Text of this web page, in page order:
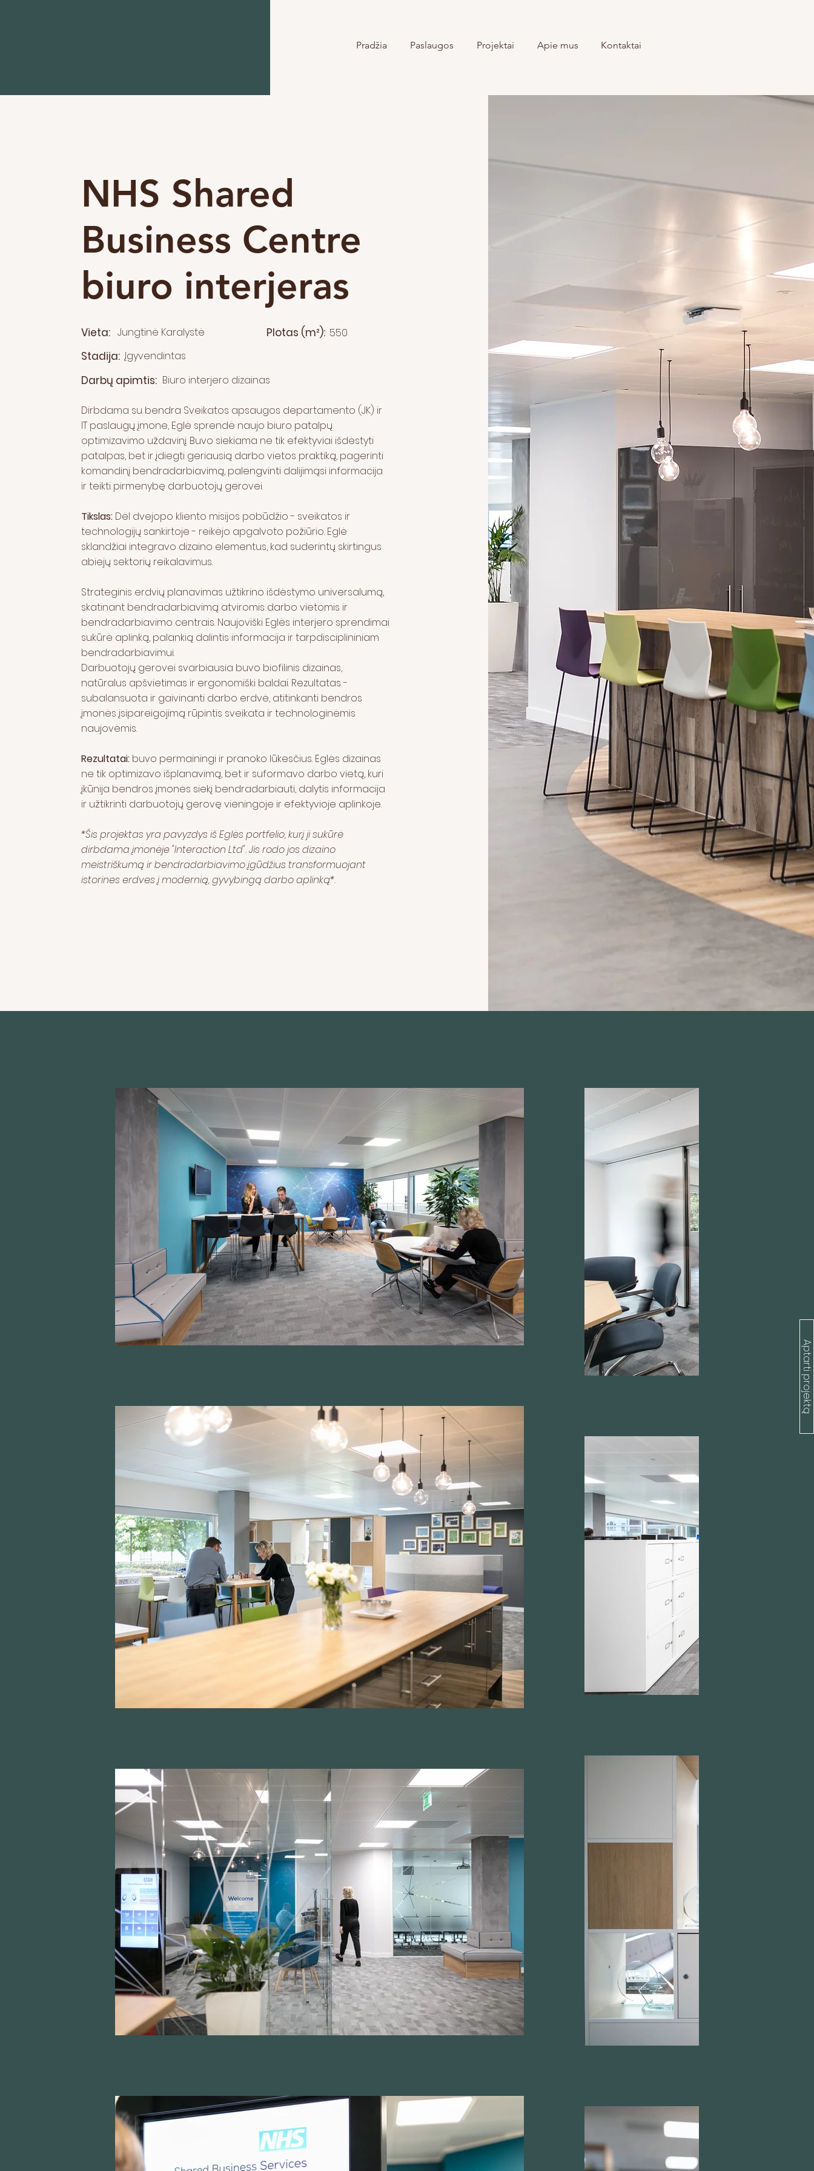
Pradžia Paslaugos Projektai Apie mus Kontaktai
Aptarti projektą
NHS Shared
Business Centre
biuro interjeras
Vieta: Jungtinė Karalystė Plotas (m²): 550
Stadija: Įgyvendintas
Darbų apimtis: Biuro interjero dizainas
Dirbdama su bendra Sveikatos apsaugos departamento (JK) ir
IT paslaugų įmone, Eglė sprendė naujo biuro patalpų
optimizavimo uždavinį. Buvo siekiama ne tik efektyviai išdėstyti
patalpas, bet ir įdiegti geriausią darbo vietos praktiką, pagerinti
komandinį bendradarbiavimą, palengvinti dalijimąsi informacija
ir teikti pirmenybę darbuotojų gerovei.
Tikslas: Dėl dvejopo kliento misijos pobūdžio - sveikatos ir
technologijų sankirtoje - reikėjo apgalvoto požiūrio. Eglė
sklandžiai integravo dizaino elementus, kad suderintų skirtingus
abiejų sektorių reikalavimus.
Strateginis erdvių planavimas užtikrino išdėstymo universalumą,
skatinant bendradarbiavimą atviromis darbo vietomis ir
bendradarbiavimo centrais. Naujoviški Eglės interjero sprendimai
sukūrė aplinką, palankią dalintis informacija ir tarpdisciplininiam
bendradarbiavimui.
Darbuotojų gerovei svarbiausia buvo biofilinis dizainas,
natūralus apšvietimas ir ergonomiški baldai. Rezultatas -
subalansuota ir gaivinanti darbo erdvė, atitinkanti bendros
įmonės įsipareigojimą rūpintis sveikata ir technologinėmis
naujovėmis.
Rezultatai: buvo permainingi ir pranoko lūkesčius. Eglės dizainas
ne tik optimizavo išplanavimą, bet ir suformavo darbo vietą, kuri
įkūnija bendros įmonės siekį bendradarbiauti, dalytis informacija
ir užtikrinti darbuotojų gerovę vieningoje ir efektyvioje aplinkoje.
*Šis projektas yra pavyzdys iš Eglės portfelio, kurį ji sukūrė
dirbdama įmonėje "Interaction Ltd". Jis rodo jos dizaino
meistriškumą ir bendradarbiavimo įgūdžius transformuojant
istorines erdves į modernią, gyvybingą darbo aplinką*.